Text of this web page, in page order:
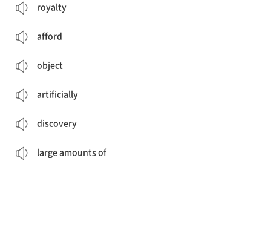
royalty
afford
object
artificially
discovery
large amounts of